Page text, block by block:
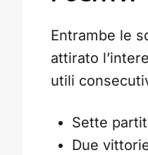
Entrambe le
attirato
utili
Sette
Due